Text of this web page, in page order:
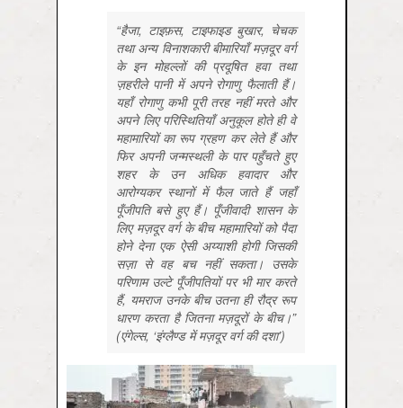
“हैजा, टाइफ़स, टाइफाइड बुखार, चेचक
तथा अन्य विनाशकारी बीमारियाँ मज़दूर वर्ग
के इन मोहल्लों की प्रदूषित हवा तथा
ज़हरीले पानी में अपने रोगाणु फैलाती हैं।
यहाँ रोगाणु कभी पूरी तरह नहीं मरते और
अपने लिए परिस्थितियाँ अनुकूल होते ही वे
महामारियों का रूप ग्रहण कर लेते हैं और
फिर अपनी जन्मस्थली के पार पहुँचते हुए
शहर के उन अधिक हवादार और
आरोग्यकर स्थानों में फैल जाते हैं जहाँ
पूँजीपति बसे हुए हैं। पूँजीवादी शासन के
लिए मज़दूर वर्ग के बीच महामारियों को पैदा
होने देना एक ऐसी अय्याशी होगी जिसकी
सज़ा से वह बच नहीं सकता। उसके
परिणाम उल्टे पूँजीपतियों पर भी मार करते
हैं, यमराज उनके बीच उतना ही रौद्र रूप
धारण करता है जितना मज़दूरों के बीच।”
(एंगेल्स, ‘इंग्लैण्ड में मज़दूर वर्ग की दशा’)